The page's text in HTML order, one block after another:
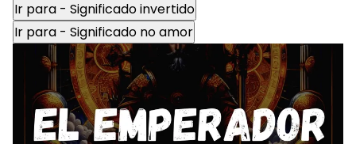
Ir para - Significado invertido
Ir para - Significado no amor